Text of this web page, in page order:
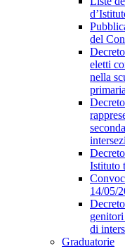
del
eletti
nella
Istituto
14/05/
di
Graduatorie